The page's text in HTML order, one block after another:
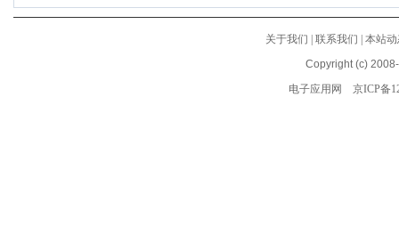
关于我们 联系我们
本站
Copyright (c)
电子应用网
京ICP备